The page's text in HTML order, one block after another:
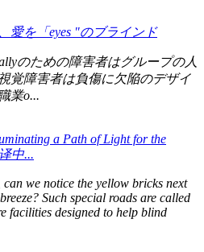
愛を「eyes "のブラインド
のための障害者はグループの人
覚障害者は負傷に欠陥のデザイ
業o...
a Path of Light for the
中...
we notice the yellow bricks next
Such special roads are called
facilities designed to help blind